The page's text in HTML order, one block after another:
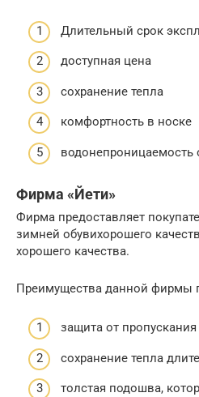
Длительный срок
доступная цена
сохранение тепла
комфортность в носке
водонепроницаемость
Фирма «Йети»
Фирма предоставляет
зимней обувихорошего
хорошего качества.
Преимущества данной фирмы
защита от пропускания
сохранение тепла
толстая подошва,